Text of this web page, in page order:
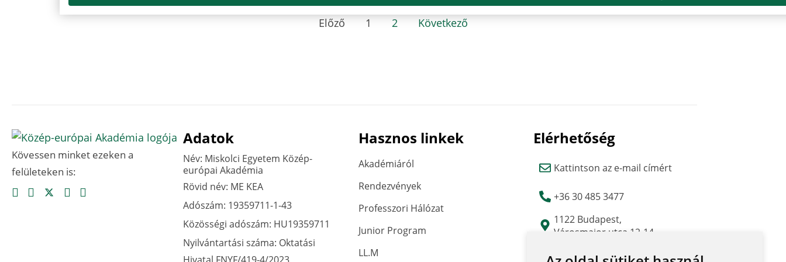
Előző 1 2 Következő
Kövessen minket ezeken a
felületeken is:
Adatok
Név: Miskolci Egyetem Közép-
európai Akadémia
Rövid név: ME KEA
Adószám: 19359711-1-43
Közösségi adószám: HU19359711
Nyilvántartási száma: Oktatási
Hasznos linkek
Akadémiáról
Rendezvények
Professzori Hálózat
Junior Program
LL.M
Elérhetőség
Kattintson az e-mail címért
+36 30 485 3477
1122 Budapest,
Városmajor utca 12-14.